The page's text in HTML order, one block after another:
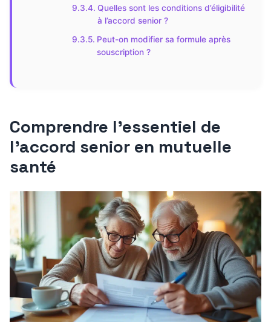
Quelles sont les conditions d’éligibilité
à l’accord senior ?
Peut-on modifier sa formule après
souscription ?
Comprendre l’essentiel de
l’accord senior en mutuelle
santé